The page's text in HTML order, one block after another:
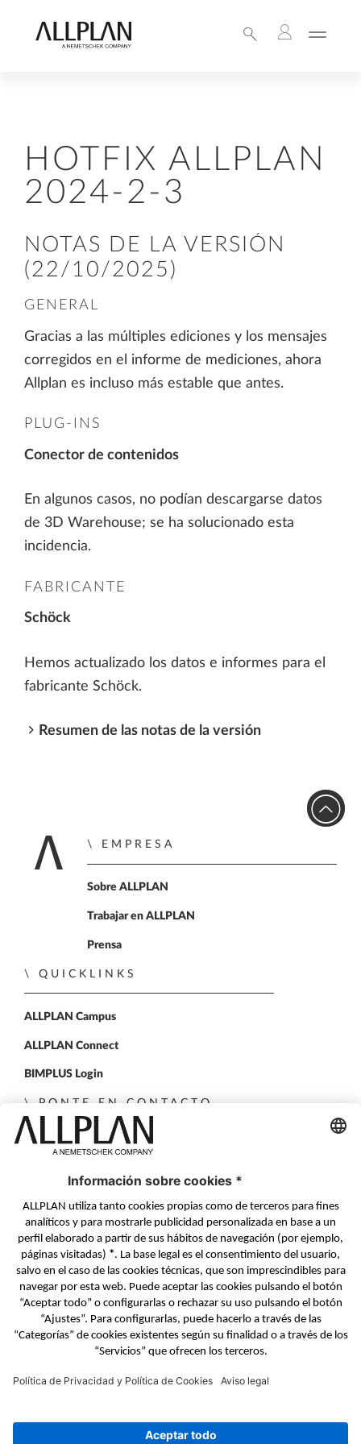
HOTFIX ALLPLAN
2024-2-3
NOTAS DE LA VERSIÓN
(22/10/2025)
GENERAL
Gracias a las múltiples ediciones y los mensajes
corregidos en el informe de mediciones, ahora
Allplan es incluso más estable que antes.
PLUG-INS
Conector de contenidos
En algunos casos, no podían descargarse datos
de 3D Warehouse; se ha solucionado esta
incidencia.
FABRICANTE
Schöck
Hemos actualizado los datos e informes para el
fabricante Schöck.
Resumen de las notas de la versión
Inicio
EMPRESA
Sobre ALLPLAN
Trabajar en ALLPLAN
Prensa
QUICKLINKS
ALLPLAN Campus
ALLPLAN Connect
BIMPLUS Login
PONTE EN CONTACTO
Formulario de contacto
Distribuidores Autorizados
SÍGUENOS EN
ALLPLAN en LinkedIn
ALLPLAN en Facebook
ALLPLAN en YouTube
ALLPLAN en Twitter
© ALLPLAN Systems Espana S.A